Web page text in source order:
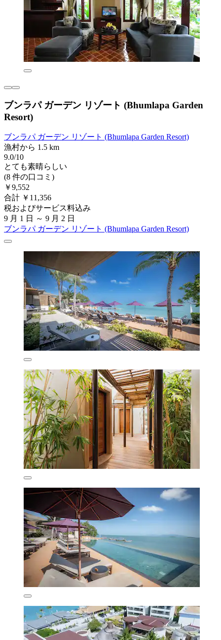
ブンラパ ガーデン リゾート (Bhumlapa Garden
Resort)
ブンラパ ガーデン リゾート (Bhumlapa Garden Resort)
漁村から 1.5 km
9.0/10
とても素晴らしい
(8 件の口コミ)
￥9,552
合計 ￥11,356
税およびサービス料込み
9 月 1 日 ～ 9 月 2 日
ブンラパ ガーデン リゾート (Bhumlapa Garden Resort)